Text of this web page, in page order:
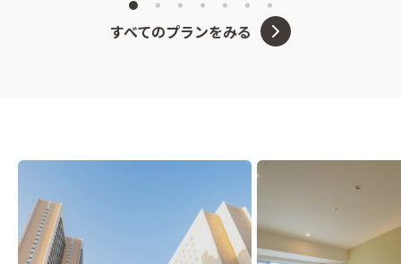
すべてのプランをみる